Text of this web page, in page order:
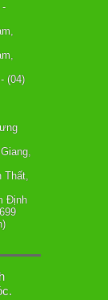
-
(04)
Thất,
Định